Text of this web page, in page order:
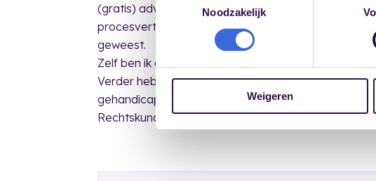
Noodzakelijk
Weigeren
(gratis) advies. Ook treed ik op, zowel voor
procesvertegenwoordiger. Ik ben sinds 27 mei 2014
geweest.
Zelf ben ik ook vertrouwenspersoon integriteit.
Verder heb ik sinds 1978 diverse bestuursfuncties
gehandicaptenzorg. Thans ben ik voorzitter van de
Rechtskundige Adviseurs.